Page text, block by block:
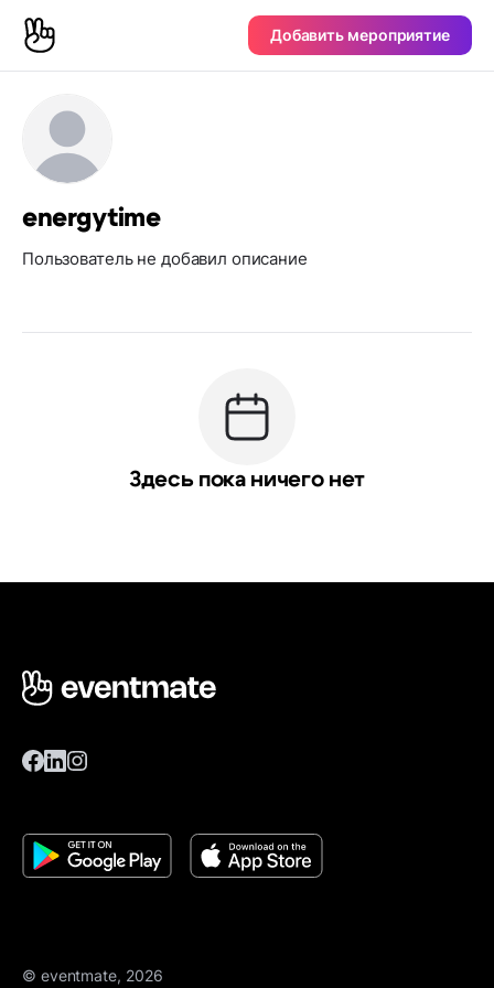
Добавить мероприятие
energytime
Пользователь не добавил описание
Здесь пока ничего нет
© eventmate, 2026